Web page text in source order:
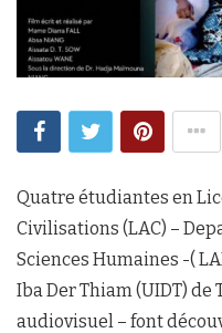
Quatre étudiantes en
Civilisations (LAC) –
Sciences Humaines -(
Iba Der Thiam (UIDT)
audiovisuel – font